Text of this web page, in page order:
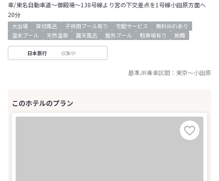
車/東名自動車道～御殿場～138号線より宮の下交差点を1号線小田原方面へ
20分
大浴場 貸切風呂 子供用プール有り 宅配サービス
無料WiFiあり
温水プール
天然温泉 露天風呂 屋外プール 駐車場有り 旅館
日本旅行 収集中
基準JR乗車区間： 東京～小田原